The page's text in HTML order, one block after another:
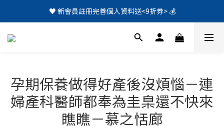
♥️ 新會員註冊完善個人資料送<9折券> 💰
孕期保養做得好產後沒煩惱－連
婦產科醫師都奉為圭臬還不快來
瞧瞧－慕之恬廊